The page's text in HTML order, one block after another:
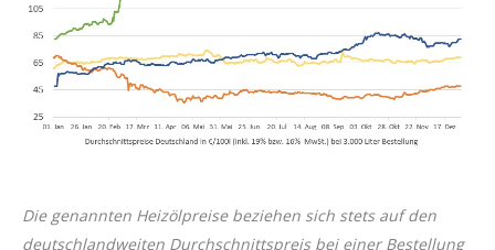
Die genannten Heizölpreise beziehen sich stets auf den
deutschlandweiten Durchschnittspreis bei einer Bestellung